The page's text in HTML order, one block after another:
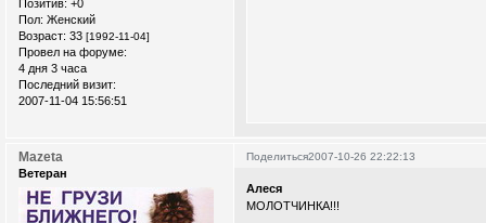
Позитив: +0
Пол: Женский
Возраст: 33 [1992-11-04]
Провел на форуме:
4 дня 3 часа
Последний визит:
2007-11-04 15:56:51
Поделиться2007-10-26 22:22:13
Mazeta
Ветеран
Алеся
МОЛОТЧИНКА!!!